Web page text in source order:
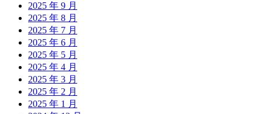
2025 年 9 月
2025 年 8 月
2025 年 7 月
2025 年 6 月
2025 年 5 月
2025 年 4 月
2025 年 3 月
2025 年 2 月
2025 年 1 月